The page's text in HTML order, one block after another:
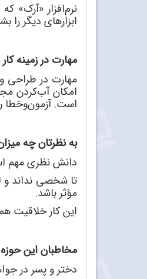
نرمافزار «آرک»
ابزارهای دیگر را
مهارت در زمینه کار
مهارت در طراحی و
امکان آبکردن
است. آزمونوخطا
به نظرتان چه
دانش نظری مهم
تا شخصی نداند و
مؤثر باشد.
این کار خلاقیت
مخاطبان این
دختر و پسر در